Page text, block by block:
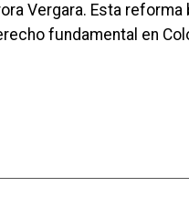
Vergara. Esta reforma
fundamental en